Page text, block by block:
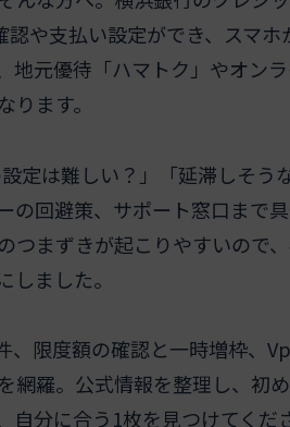
や支払い設定ができ、スマホ
地元優待「ハマトク」やオン
ます。
定は難しい？」「延滞しそう
回避策、サポート窓口まで
まずきが起こりやすいので、
しました。
限度額の確認と一時増枠、
羅。公式情報を整理し、初
分に合う1枚を見つけてくだ